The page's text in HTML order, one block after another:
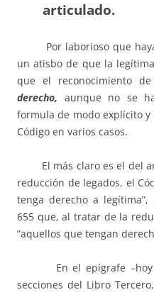
articulado.
Por laborioso que haya
un atisbo de que la
que el reconocimiento
derecho, aunque no se
formula de modo explícito
Código en varios casos.
El más claro es el del
reducción de legados, el
tenga derecho a
655 que, al tratar de la
”aquellos que tengan
En el epígrafe –hoy
secciones del Libro